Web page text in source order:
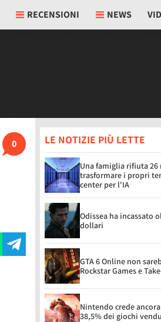
RECENSIONI NEWS
0 LE NOTIZIE PIÙ LETTE
Una famiglia rifiuta
trasformare i propri
center per l'IA
Odissea ha incassato
dollari
GTA 6 Online non
Rockstar Games e
Nintendo crede
38,5% dei giochi